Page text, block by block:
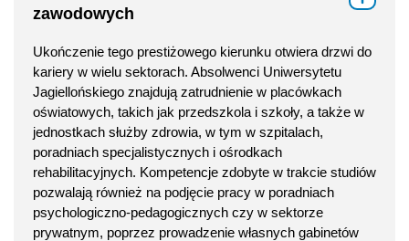
zawodowych
Ukończenie tego prestiżowego kierunku otwiera drzwi do
kariery w wielu sektorach. Absolwenci Uniwersytetu
Jagiellońskiego znajdują zatrudnienie w placówkach
oświatowych, takich jak przedszkola i szkoły, a także w
jednostkach służby zdrowia, w tym w szpitalach,
poradniach specjalistycznych i ośrodkach
rehabilitacyjnych. Kompetencje zdobyte w trakcie studiów
pozwalają również na podjęcie pracy w poradniach
psychologiczno-pedagogicznych czy w sektorze
prywatnym, poprzez prowadzenie własnych gabinetów